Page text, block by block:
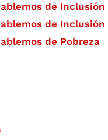
de
de Inclusión
de Pobreza